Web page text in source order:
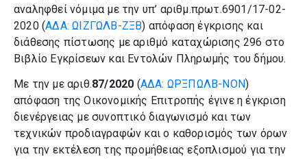
αναληφθεί νόμιμα με την υπ’ αριθμ.πρωτ.6901/17-02-
2020 (ΑΔΑ: ΩΙΖΓΩΛΒ-ΖΞΒ) απόφαση έγκρισης και
διάθεσης πίστωσης με αριθμό καταχώρισης 296 στο
Βιβλίο Εγκρίσεων και Εντολών Πληρωμής του δήμου.
Με την με αριθ.87/2020 (ΑΔΑ: ΩΡΞΠΩΛΒ-ΝΟΝ)
απόφαση της Οικονομικής Επιτροπής έγινε η έγκριση
διενέργειας με συνοπτικό διαγωνισμό και των
τεχνικών προδιαγραφών και ο καθορισμός των όρων
για την εκτέλεση της προμήθειας εξοπλισμού για την